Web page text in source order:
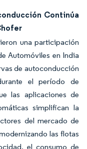
Continúa
una participación
Automóviles en India
de autoconducción
el período de
las aplicaciones de
simplifican la
del mercado de
las flotas
el consumo de